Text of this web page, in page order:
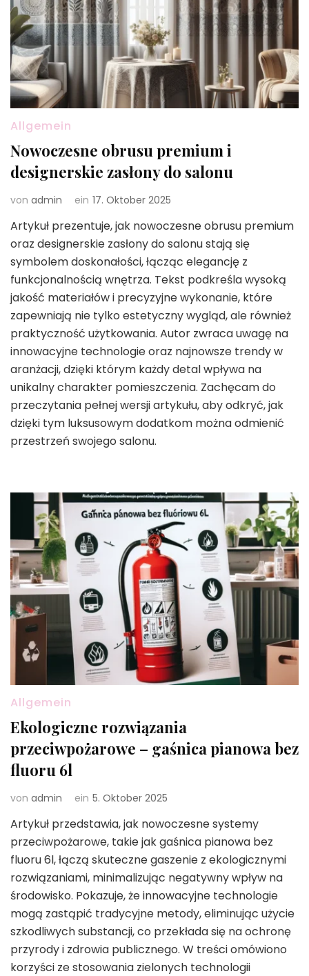
Allgemein
Nowoczesne obrusu premium i
designerskie zasłony do salonu
von admin ein 17. Oktober 2025
Artykuł prezentuje, jak nowoczesne obrusu premium
oraz designerskie zasłony do salonu stają się
symbolem doskonałości, łącząc elegancję z
funkcjonalnością wnętrza. Tekst podkreśla wysoką
jakość materiałów i precyzyjne wykonanie, które
zapewniają nie tylko estetyczny wygląd, ale również
praktyczność użytkowania. Autor zwraca uwagę na
innowacyjne technologie oraz najnowsze trendy w
aranżacji, dzięki którym każdy detal wpływa na
unikalny charakter pomieszczenia. Zachęcam do
przeczytania pełnej wersji artykułu, aby odkryć, jak
dzięki tym luksusowym dodatkom można odmienić
przestrzeń swojego salonu.
Allgemein
Ekologiczne rozwiązania
przeciwpożarowe – gaśnica pianowa bez
fluoru 6l
von admin ein 5. Oktober 2025
Artykuł przedstawia, jak nowoczesne systemy
przeciwpożarowe, takie jak gaśnica pianowa bez
fluoru 6l, łączą skuteczne gaszenie z ekologicznymi
rozwiązaniami, minimalizując negatywny wpływ na
środowisko. Pokazuje, że innowacyjne technologie
mogą zastąpić tradycyjne metody, eliminując użycie
szkodliwych substancji, co przekłada się na ochronę
przyrody i zdrowia publicznego. W treści omówiono
korzyści ze stosowania zielonych technologii